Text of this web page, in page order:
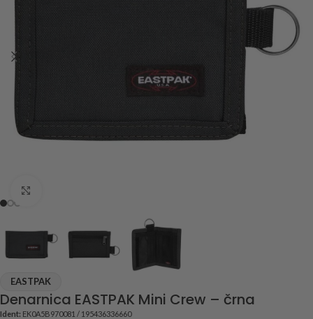
EASTPAK
Denarnica EASTPAK Mini Crew – črna
Ident: EK0A5B970081 / 195436336660